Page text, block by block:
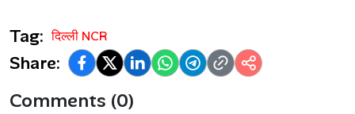
Tag: दिल्ली NCR
Share:
Comments (0)